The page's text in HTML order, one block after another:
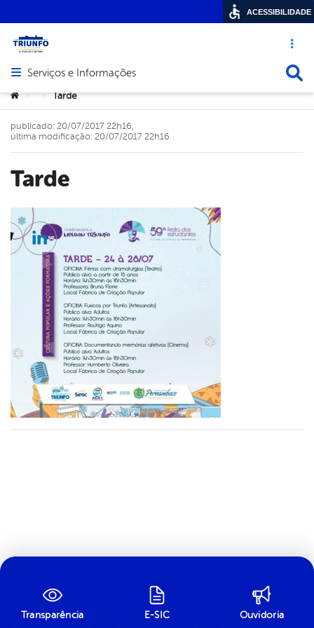
Acesso
Abrir menu principal de navegação
Serviços e Informações
Você está aqui:
> > Tarde
Tarde
publicado: 20/07/2017 22h16,
última modificação: 20/07/2017 22h16
Twitter
Linkedin
Transparência E-SIC Ouvidoria
ACESSIBILIDADE